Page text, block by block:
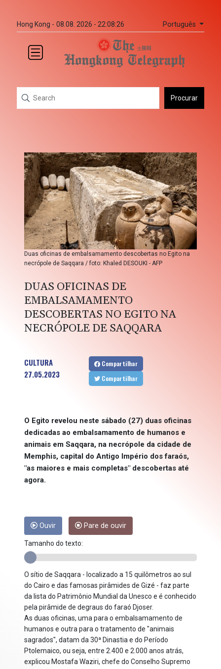
Hong Kong - 08.08. 2026 - 22:08:26 Português
Procurar
Duas oficinas de embalsamamento descobertas no Egito na
necrópole de Saqqara / foto: Khaled DESOUKI - AFP
DUAS OFICINAS DE
EMBALSAMAMENTO
DESCOBERTAS NO EGITO NA
NECRÓPOLE DE SAQQARA
CULTURA
27.05.2023
Compartilhar
Compartilhar
O Egito revelou neste sábado (27) duas oficinas
dedicadas ao embalsamamento de humanos e
animais em Saqqara, na necrópole da cidade de
Memphis, capital do Antigo Império dos faraós,
"as maiores e mais completas" descobertas até
agora.
Ouvir Pare de ouvir
Tamanho do texto:
O sítio de Saqqara - localizado a 15 quilômetros ao sul
do Cairo e das famosas pirâmides de Gizé - faz parte
da lista do Patrimônio Mundial da Unesco e é conhecido
pela pirâmide de degraus do faraó Djoser.
As duas oficinas, uma para o embalsamamento de
humanos e outra para o tratamento de "animais
sagrados", datam da 30ª Dinastia e do Período
Ptolemaico, ou seja, entre 2.400 e 2.000 anos atrás,
explicou Mostafa Waziri, chefe do Conselho Supremo